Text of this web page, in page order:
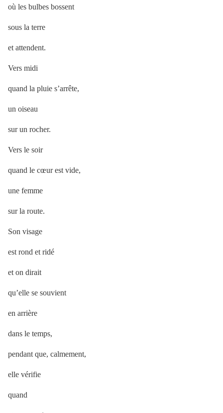
où les bulbes bossent
sous la terre
et attendent.
Vers midi
quand la pluie s’arrête,
un oiseau
sur un rocher.
Vers le soir
quand le cœur est vide,
une femme
sur la route.
Son visage
est rond et ridé
et on dirait
qu’elle se souvient
en arrière
dans le temps,
pendant que, calmement,
elle vérifie
quand